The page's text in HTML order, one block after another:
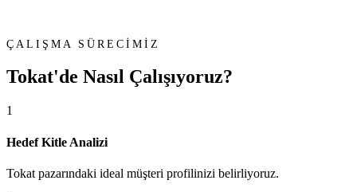
ÇALIŞMA SÜRECİMİZ
Tokat'de Nasıl Çalışıyoruz?
1
Hedef Kitle Analizi
Tokat pazarındaki ideal müşteri profilinizi belirliyoruz.